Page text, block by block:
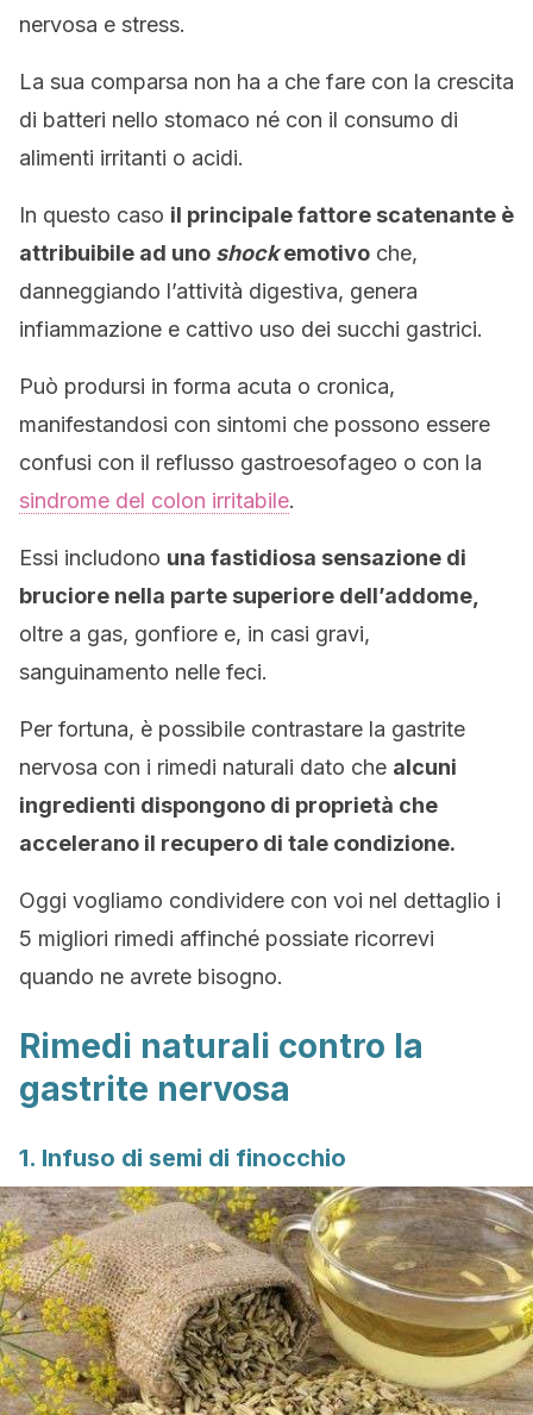
nervosa e stress.
La sua comparsa non ha a che fare con la crescita
di batteri nello stomaco né con il consumo di
alimenti irritanti o acidi.
In questo caso il principale fattore scatenante è
attribuibile ad uno shockemotivo che,
danneggiando l’attività digestiva, genera
infiammazione e cattivo uso dei succhi gastrici.
Può prodursi in forma acuta o cronica,
manifestandosi con sintomi che possono essere
confusi con il reflusso gastroesofageo o con la
sindrome del colon irritabile.
Essi includono una fastidiosa sensazione di
bruciore nella parte superiore dell’addome,
oltre a gas, gonfiore e, in casi gravi,
sanguinamento nelle feci.
Per fortuna, è possibile contrastare la gastrite
nervosa con i rimedi naturali dato che alcuni
ingredienti dispongono di proprietà che
accelerano il recupero di tale condizione.
Oggi vogliamo condividere con voi nel dettaglio i
5 migliori rimedi affinché possiate ricorrevi
quando ne avrete bisogno.
Rimedi naturali contro la
gastrite nervosa
1. Infuso di semi di finocchio